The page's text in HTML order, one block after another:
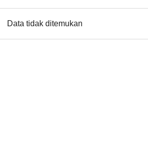
Data tidak ditemukan